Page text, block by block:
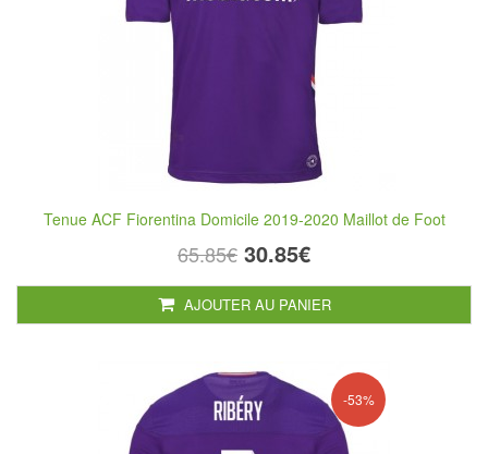
Tenue ACF Fiorentina Domicile 2019-2020 Maillot de Foot
65.85€ 30.85€
AJOUTER AU PANIER
-53%